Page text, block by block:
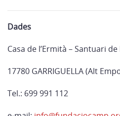
Dades
Casa de l’Ermità – Santuari
17780 GARRIGUELLA (Alt
Tel.: 699 991 112